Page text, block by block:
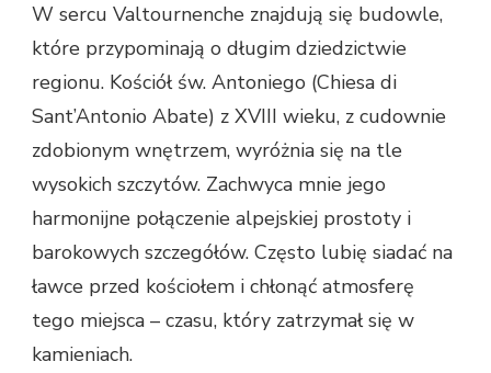
W sercu Valtournenche znajdują się budowle,
które przypominają o długim dziedzictwie
regionu. Kościół św. Antoniego (Chiesa di
Sant’Antonio Abate) z XVIII wieku, z cudownie
zdobionym wnętrzem, wyróżnia się na tle
wysokich szczytów. Zachwyca mnie jego
harmonijne połączenie alpejskiej prostoty i
barokowych szczegółów. Często lubię siadać na
ławce przed kościołem i chłonąć atmosferę
tego miejsca – czasu, który zatrzymał się w
kamieniach.